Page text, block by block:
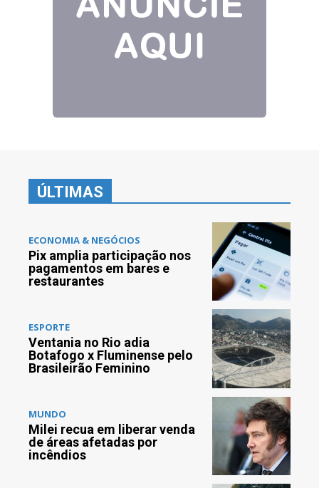
ÚLTIMAS
ECONOMIA & NEGÓCIOS
Pix amplia participação nos
pagamentos em bares e
restaurantes
ESPORTE
Ventania no Rio adia
Botafogo x Fluminense pelo
Brasileirão Feminino
MUNDO
Milei recua em liberar venda
de áreas afetadas por
incêndios